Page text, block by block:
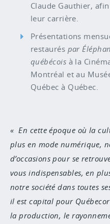
Claude Gauthier,
leur carrière.
Présentations
restaurés par
québécois à la
Montréal et au
Québec à Québec.
En cette époque où la
plus en mode numérique,
d’occasions pour se
vous indispensables, en
notre société dans toutes
il est capital pour
la production, le